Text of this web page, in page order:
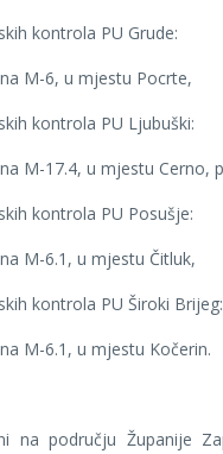
kontrola PU Grude:
M-6, u mjestu Pocrte,
kontrola PU Ljubuški:
M-17.4, u mjestu Cerno,
kontrola PU Posušje:
M-6.1, u mjestu Čitluk,
kontrola PU Široki Brijeg:
M-6.1, u mjestu Kočerin.
na području Županije